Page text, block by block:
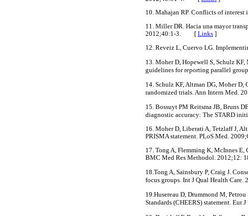
10. Mahajan RP. Conflicts of
11. Miller DR. Hacia una mayor
2012;40:1-3. [ Links ]
12. Reveiz L, Cuervo LG.
13. Moher D, Hopewell S, Schulz
guidelines for reporting parallel
14. Schulz KF, Altman DG, Moher D,
randomized trials. Ann Intern
15. Bossuyt PM Reitsma JB, Bruns
diagnostic accuracy: The STARD
16. Moher D, Liberati A, Tetzlaff J,
PRISMA statement. PLoS Med.
17. Tong A, Flemming K, McInnes
BMC Med Res Methodol.
18.Tong A, Sainsbury P, Craig J.
focus groups. Int J Qual Health
19.Husereau D, Drummond M,
Standards (CHEERS) statement.